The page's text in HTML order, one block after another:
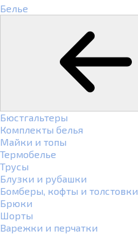
Белье
Бюстгальтеры
Комплекты белья
Майки и топы
Термобелье
Трусы
Блузки и рубашки
Бомберы, кофты и толстовки
Брюки
Шорты
Варежки и перчатки